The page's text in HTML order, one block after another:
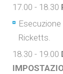
17.00 - 18.30
Ricketts.
18.30 - 19.00